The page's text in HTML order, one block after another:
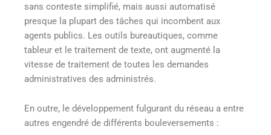
sans conteste simplifié, mais aussi automatisé
presque la plupart des tâches qui incombent aux
agents publics. Les outils bureautiques, comme
tableur et le traitement de texte, ont augmenté la
vitesse de traitement de toutes les demandes
administratives des administrés.
En outre, le développement fulgurant du réseau a entre
autres engendré de différents bouleversements :